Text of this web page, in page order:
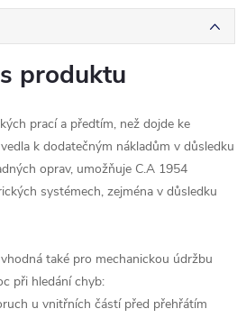
produktu
prací a předtím, než dojde ke
k dodatečným nákladům v důsledku
oprav, umožňuje C.A 1954
systémech, zejména v důsledku
také pro mechanickou údržbu
při hledání chyb:
u vnitřních částí před přehřátím